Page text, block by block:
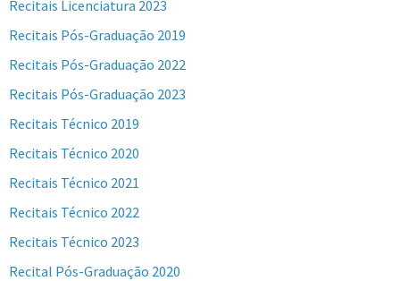
Recitais Licenciatura 2023
Recitais Pós-Graduação 2019
Recitais Pós-Graduação 2022
Recitais Pós-Graduação 2023
Recitais Técnico 2019
Recitais Técnico 2020
Recitais Técnico 2021
Recitais Técnico 2022
Recitais Técnico 2023
Recital Pós-Graduação 2020